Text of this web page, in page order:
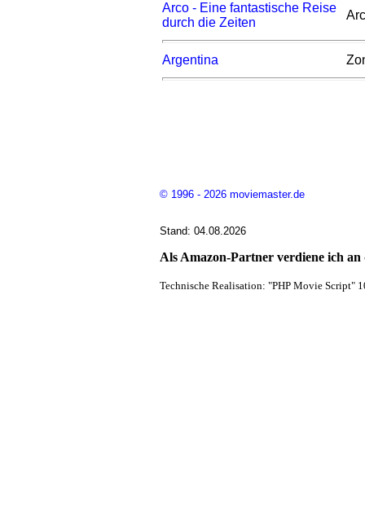
Arco - Eine fantastische Reise
durch die Zeiten
Argentina
© 1996 - 2026 moviemaster.de
Stand: 04.08.2026
Als Amazon-Partner verdiene ich
Technische Realisation: "PHP Movie Script"